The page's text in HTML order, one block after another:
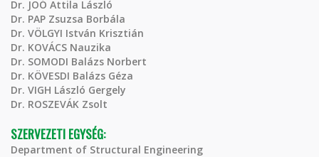
Dr. JOÓ Attila László
Dr. PAP Zsuzsa Borbála
Dr. VÖLGYI István Krisztián
Dr. KOVÁCS Nauzika
Dr. SOMODI Balázs Norbert
Dr. KÖVESDI Balázs Géza
Dr. VIGH László Gergely
Dr. ROSZEVÁK Zsolt
SZERVEZETI EGYSÉG:
Department of Structural Engineering